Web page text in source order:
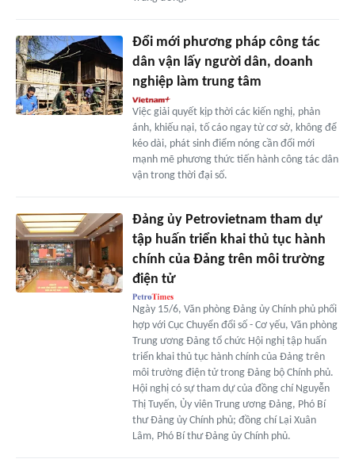
Đổi mới phương pháp công tác
dân vận lấy người dân, doanh
nghiệp làm trung tâm
Việc giải quyết kịp thời các kiến nghị, phản
ánh, khiếu nại, tố cáo ngay từ cơ sở, không để
kéo dài, phát sinh điểm nóng cần đổi mới
mạnh mẽ phương thức tiến hành công tác dân
vận trong thời đại số.
Đảng ủy Petrovietnam tham dự
tập huấn triển khai thủ tục hành
chính của Đảng trên môi trường
điện tử
Ngày 15/6, Văn phòng Đảng ủy Chính phủ phối
hợp với Cục Chuyển đổi số - Cơ yếu, Văn phòng
Trung ương Đảng tổ chức Hội nghị tập huấn
triển khai thủ tục hành chính của Đảng trên
môi trường điện tử trong Đảng bộ Chính phủ.
Hội nghị có sự tham dự của đồng chí Nguyễn
Thị Tuyến, Ủy viên Trung ương Đảng, Phó Bí
thư Đảng ủy Chính phủ; đồng chí Lại Xuân
Lâm, Phó Bí thư Đảng ủy Chính phủ.